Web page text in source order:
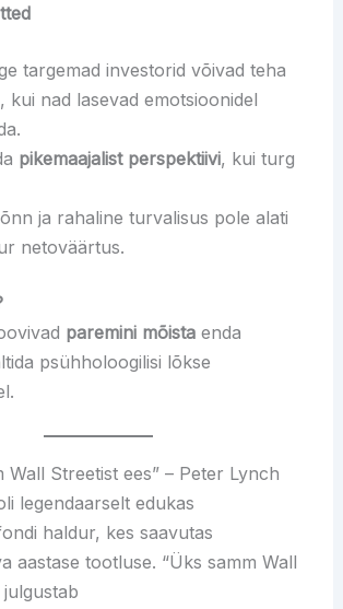
targemad investorid võivad teha
kui nad lasevad emotsioonidel
pikemaajalist perspektiivi, kui turg
ja rahaline turvalisus pole alati
netoväärtus.
paremini mõistaenda
psühholoogilisi lõkse
Wall Streetist ees” – Peter Lynch
legendaarselt edukas
haldur, kes saavutas
aastase tootluse. “Üks samm Wall
julgustab